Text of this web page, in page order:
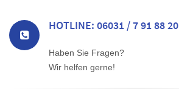
HOTLINE: 06031 / 7 91 88 20
Haben Sie Fragen?
Wir helfen gerne!